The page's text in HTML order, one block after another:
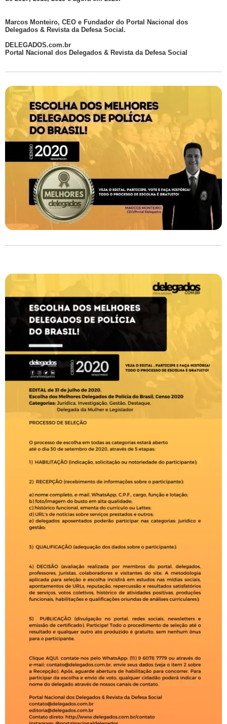
Marcos Monteiro, CEO e Fundador do Portal Nacional dos
Delegados & Revista da Defesa Social.
DELEGADOS.com.br
Portal Nacional dos Delegados & Revista da Defesa Social